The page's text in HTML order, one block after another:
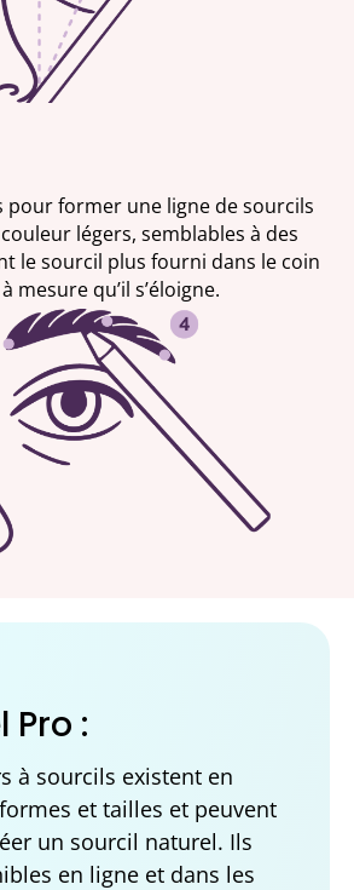
pour former une ligne de sourcils
légers, semblables à des
le sourcil plus fourni dans le coin
mesure qu’il s’éloigne.
Pro :
à sourcils existent en
et tailles et peuvent
un sourcil naturel. Ils
en ligne et dans les